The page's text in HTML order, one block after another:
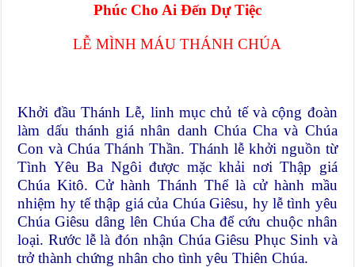
Phúc Cho Ai Đến Dự Tiệc
LỄ MÌNH MÁU THÁNH CHÚA
Khởi đầu Thánh Lễ, linh mục chủ tế và cộng đoàn
làm dấu thánh giá nhân danh Chúa Cha và Chúa
Con và Chúa Thánh Thần. Thánh lễ khởi nguồn từ
Tình Yêu Ba Ngôi được mặc khải nơi Thập giá
Chúa Kitô. Cử hành Thánh Thể là cử hành mầu
nhiệm hy tế thập giá của Chúa Giêsu, hy lễ tình yêu
Chúa Giêsu dâng lên Chúa Cha để cứu chuộc nhân
loại. Rước lễ là đón nhận Chúa Giêsu Phục Sinh và
trở thành chứng nhân cho tình yêu Thiên Chúa.